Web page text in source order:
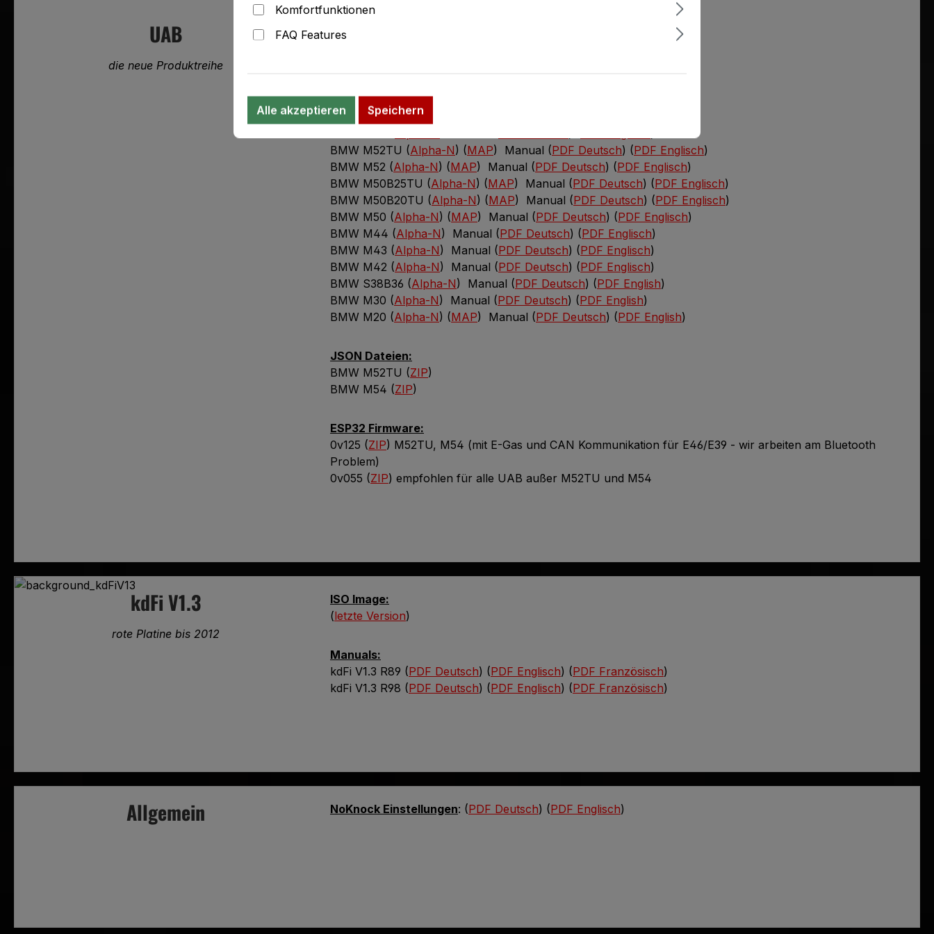
UAB
die neue Produktreihe
Manuals:
MSQ Dateien (Firmware V1.6.1):
BMW M60 (Alpha-N
BMW M52TU (Alpha-N) (MAP) Manual (PDF Deutsch) (PDF Englisch)
BMW M52 (Alpha-N) (MAP) Manual (PDF Deutsch) (PDF Englisch)
BMW M50B25TU (Alpha-N) (MAP) Manual (PDF Deutsch) (PDF Englisch)
BMW M50B20TU (Alpha-N) (MAP) Manual (PDF Deutsch) (PDF Englisch)
BMW M50 (Alpha-N) (MAP) Manual (PDF Deutsch) (PDF Englisch)
BMW M44 (Alpha-N) Manual (PDF Deutsch) (PDF Englisch)
BMW M43 (Alpha-N) Manual (PDF Deutsch) (PDF Englisch)
BMW M42 (Alpha-N) Manual (PDF Deutsch) (PDF Englisch)
BMW S38B36 (Alpha-N) Manual (PDF Deutsch) (PDF English)
BMW M30 (Alpha-N) Manual (PDF Deutsch) (PDF English)
BMW M20 (Alpha-N) (MAP) Manual (PDF Deutsch) (PDF English)
JSON Dateien:
BMW M52TU (ZIP)
BMW M54 (ZIP)
ESP32 Firmware:
0v125 (ZIP) M52TU, M54 (mit E-Gas und CAN Kommunikation für E46/E39 - wir arbeiten am Bluetooth
Problem)
0v055 (ZIP) empfohlen für alle UAB außer M52TU und M54
kdFi V1.3
rote Platine bis 2012
ISO Image:
(letzte Version)
Manuals:
kdFi V1.3 R89 (PDF Deutsch) (PDF Englisch) (PDF Französisch)
kdFi V1.3 R98 (PDF Deutsch) (PDF Englisch) (PDF Französisch)
Allgemein NoKnock Einstellungen: (PDF Deutsch) (PDF Englisch)
Komfortfunktionen
FAQ Features
Alle akzeptieren Speichern